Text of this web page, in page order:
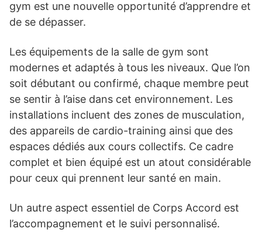
gym est une nouvelle opportunité d’apprendre et
de se dépasser.
Les équipements de la salle de gym sont
modernes et adaptés à tous les niveaux. Que l’on
soit débutant ou confirmé, chaque membre peut
se sentir à l’aise dans cet environnement. Les
installations incluent des zones de musculation,
des appareils de cardio-training ainsi que des
espaces dédiés aux cours collectifs. Ce cadre
complet et bien équipé est un atout considérable
pour ceux qui prennent leur santé en main.
Un autre aspect essentiel de Corps Accord est
l’accompagnement et le suivi personnalisé.